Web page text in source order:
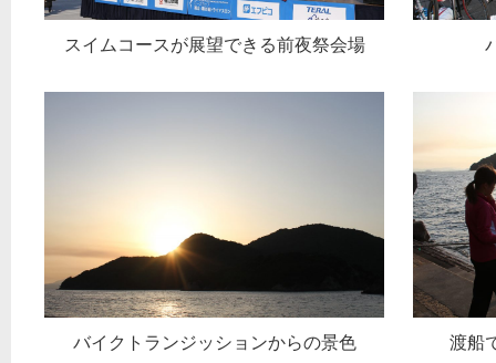
スイムコースが展望できる前夜祭会場
バイクトランジッションからの景色 渡船